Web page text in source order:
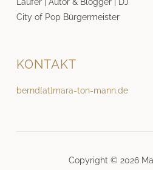
City of Pop Bürgermeister
KONTAKT
bernd[at]mara-ton-mann.de
Copyright © 2026